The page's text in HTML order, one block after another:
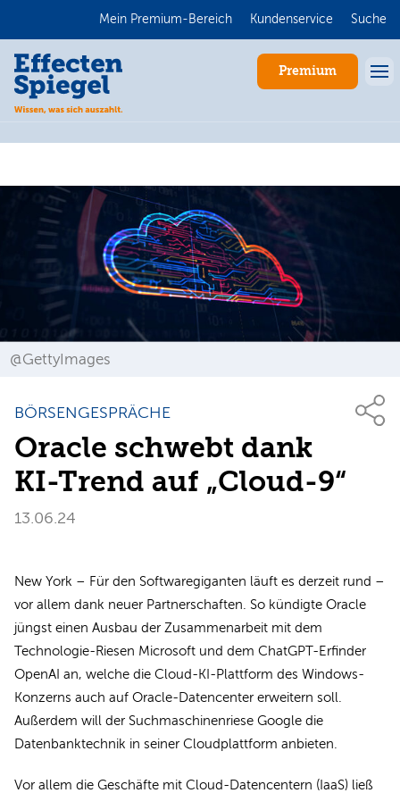
Mein Premium-Bereich Kundenservice Suche
Premium
@GettyImages
BÖRSENGESPRÄCHE
Oracle schwebt dank
KI-Trend auf „Cloud-9“
13.06.24
New York – Für den Softwaregiganten läuft es derzeit rund –
vor allem dank neuer Partnerschaften. So kündigte Oracle
jüngst einen Ausbau der Zusammenarbeit mit dem
Technologie-Riesen Microsoft und dem ChatGPT-Erfinder
OpenAI an, welche die Cloud-KI-Plattform des Windows-
Konzerns auch auf Oracle-Datencenter erweitern soll.
Außerdem will der Suchmaschinenriese Google die
Datenbanktechnik in seiner Cloudplattform anbieten.
Vor allem die Geschäfte mit Cloud-Datencentern (IaaS) ließ